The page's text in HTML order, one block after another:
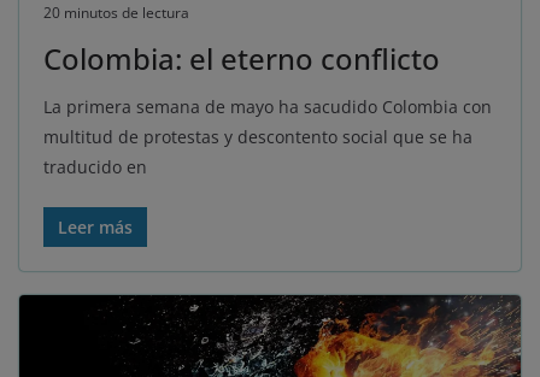
20 minutos de lectura
Colombia: el eterno conflicto
La primera semana de mayo ha sacudido Colombia con
multitud de protestas y descontento social que se ha
traducido en
Leer más